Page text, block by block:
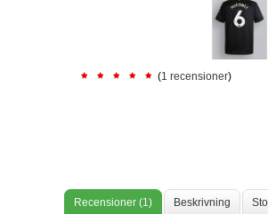
(1 recensioner)
Recensioner (1) Beskrivning